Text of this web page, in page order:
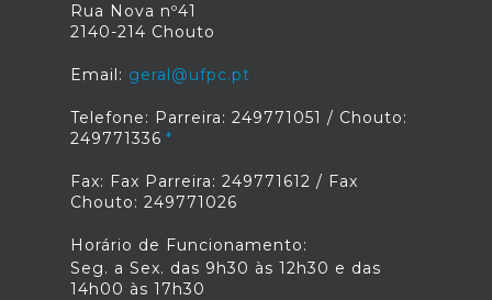
Rua Nova nº41
2140-214 Chouto
Email: geral@ufpc.pt
Telefone: Parreira: 249771051 / Chouto:
249771336
Fax: Fax Parreira: 249771612 / Fax
Chouto: 249771026
Horário de Funcionamento:
Seg. a Sex. das 9h30 às 12h30 e das
14h00 às 17h30